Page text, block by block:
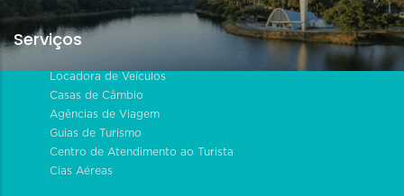
Serviços
Locadora de Veículos
Casas de Câmbio
Agências de Viagem
Guias de Turismo
Centro de Atendimento ao Turista
Cias Aéreas